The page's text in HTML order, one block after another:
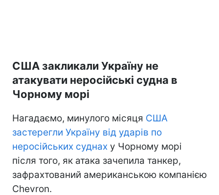
США закликали Україну не
атакувати неросійські судна в
Чорному морі
Нагадаємо, минулого місяця США
застерегли Україну від ударів по
неросійських суднах у Чорному морі
після того, як атака зачепила танкер,
зафрахтований американською компанією
Chevron.